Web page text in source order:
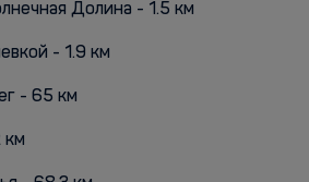
Долина - 1.5 км
- 1.9 км
- 65 км
км